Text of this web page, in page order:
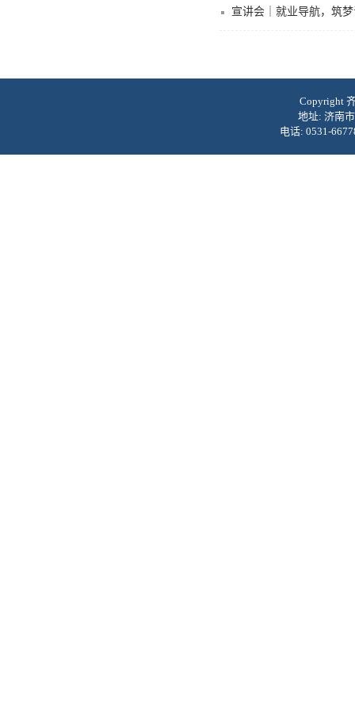
宣讲会｜就业导航，筑
Copyright
地址: 济南
电话: 0531-